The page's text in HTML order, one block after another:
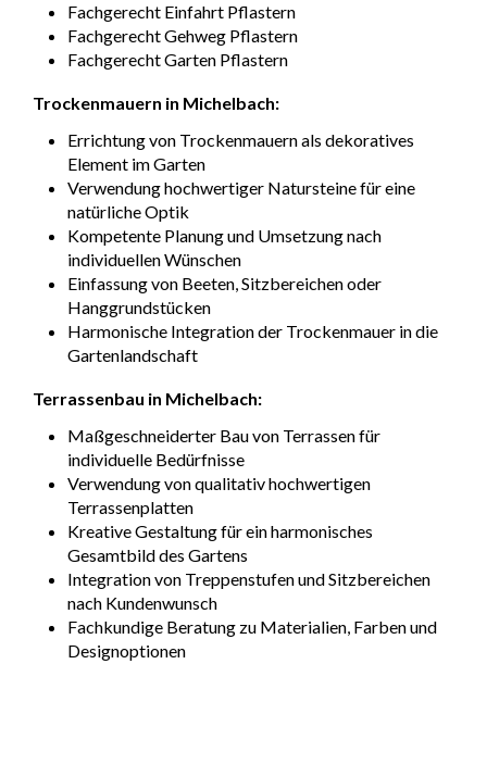
Fachgerecht Einfahrt Pflastern
Fachgerecht Gehweg Pflastern
Fachgerecht Garten Pflastern
Trockenmauern in Michelbach:
Errichtung von Trockenmauern als dekoratives
Element im Garten
Verwendung hochwertiger Natursteine für eine
natürliche Optik
Kompetente Planung und Umsetzung nach
individuellen Wünschen
Einfassung von Beeten, Sitzbereichen oder
Hanggrundstücken
Harmonische Integration der Trockenmauer in die
Gartenlandschaft
Terrassenbau in Michelbach:
Maßgeschneiderter Bau von Terrassen für
individuelle Bedürfnisse
Verwendung von qualitativ hochwertigen
Terrassenplatten
Kreative Gestaltung für ein harmonisches
Gesamtbild des Gartens
Integration von Treppenstufen und Sitzbereichen
nach Kundenwunsch
Fachkundige Beratung zu Materialien, Farben und
Designoptionen